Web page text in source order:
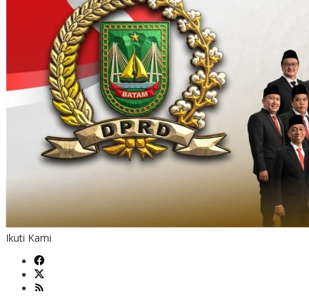
Ikuti Kami